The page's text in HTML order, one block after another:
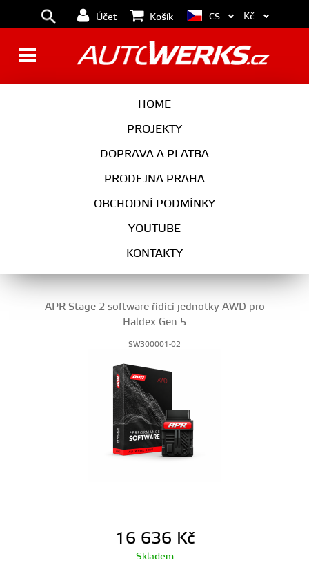
Účet Košík
HOME
PROJEKTY
DOPRAVA A PLATBA
PRODEJNA PRAHA
OBCHODNÍ PODMÍNKY
YOUTUBE
KONTAKTY
CS Kč
TTS 8S (2015- )
APR Stage 2 software řídící jednotky AWD pro
Haldex Gen 5
SW300001-02
16 636 Kč
Skladem